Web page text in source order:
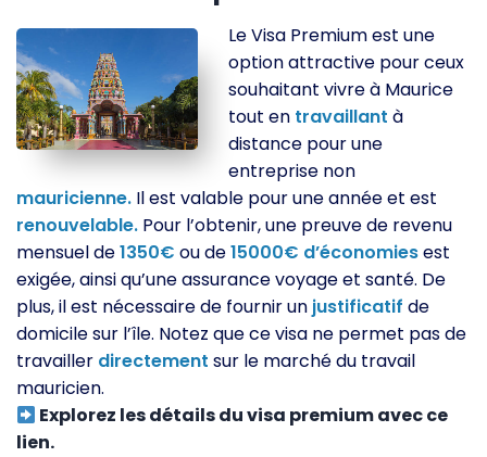
Le Visa Premium est une
option attractive pour ceux
souhaitant vivre à Maurice
tout en travaillant à
distance pour une
entreprise non
mauricienne. Il est valable pour une année et est
renouvelable. Pour l’obtenir, une preuve de revenu
mensuel de1350€ ou de15000€ d’économiesest
exigée, ainsi qu’une assurance voyage et santé. De
plus, il est nécessaire de fournir un justificatif de
domicile sur l’île. Notez que ce visa ne permet pas de
travailler directement sur le marché du travail
mauricien.
Explorez les détails du visa premium avec ce
lien.